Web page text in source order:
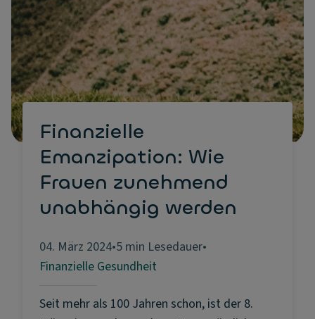
Finanzielle
Emanzipation: Wie
Frauen zunehmend
unabhängig werden
04. März 2024•5 min Lesedauer•
Finanzielle Gesundheit
Seit mehr als 100 Jahren schon, ist der 8.